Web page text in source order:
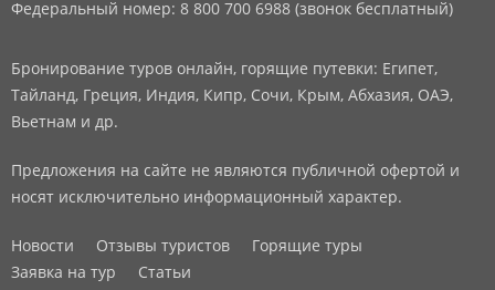
Федеральный номер: 8 800 700 6988 (звонок бесплатный)
Бронирование туров онлайн, горящие путевки: Египет,
Тайланд, Греция, Индия, Кипр, Сочи, Крым, Абхазия, ОАЭ,
Вьетнам и др.
Предложения на сайте не являются публичной офертой и
носят исключительно информационный характер.
Новости Отзывы туристов
Горящие туры
Заявка на тур
Статьи